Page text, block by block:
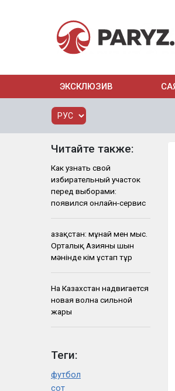
ЭКСКЛЮЗИВ
Читайте также:
Как узнать свой
избирательный участок
перед выборами:
появился онлайн-сервис
Қазақстан: мұнай мен мыс.
Орталық Азияны шын
мәнінде кім ұстап тұр
На Казахстан надвигается
новая волна сильной
жары
Теги:
футбол
сот